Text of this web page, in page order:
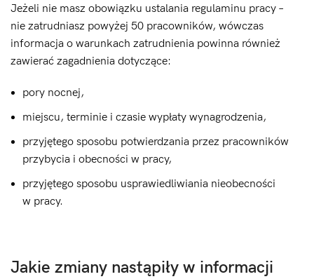
Jeżeli nie masz obowiązku ustalania regulaminu pracy –
nie zatrudniasz powyżej 50 pracowników, wówczas
informacja o warunkach zatrudnienia powinna również
zawierać zagadnienia dotyczące:
pory nocnej,
miejscu, terminie i czasie wypłaty wynagrodzenia,
przyjętego sposobu potwierdzania przez pracowników
przybycia i obecności w pracy,
przyjętego sposobu usprawiedliwiania nieobecności
w pracy.
Jakie zmiany nastąpiły w informacji